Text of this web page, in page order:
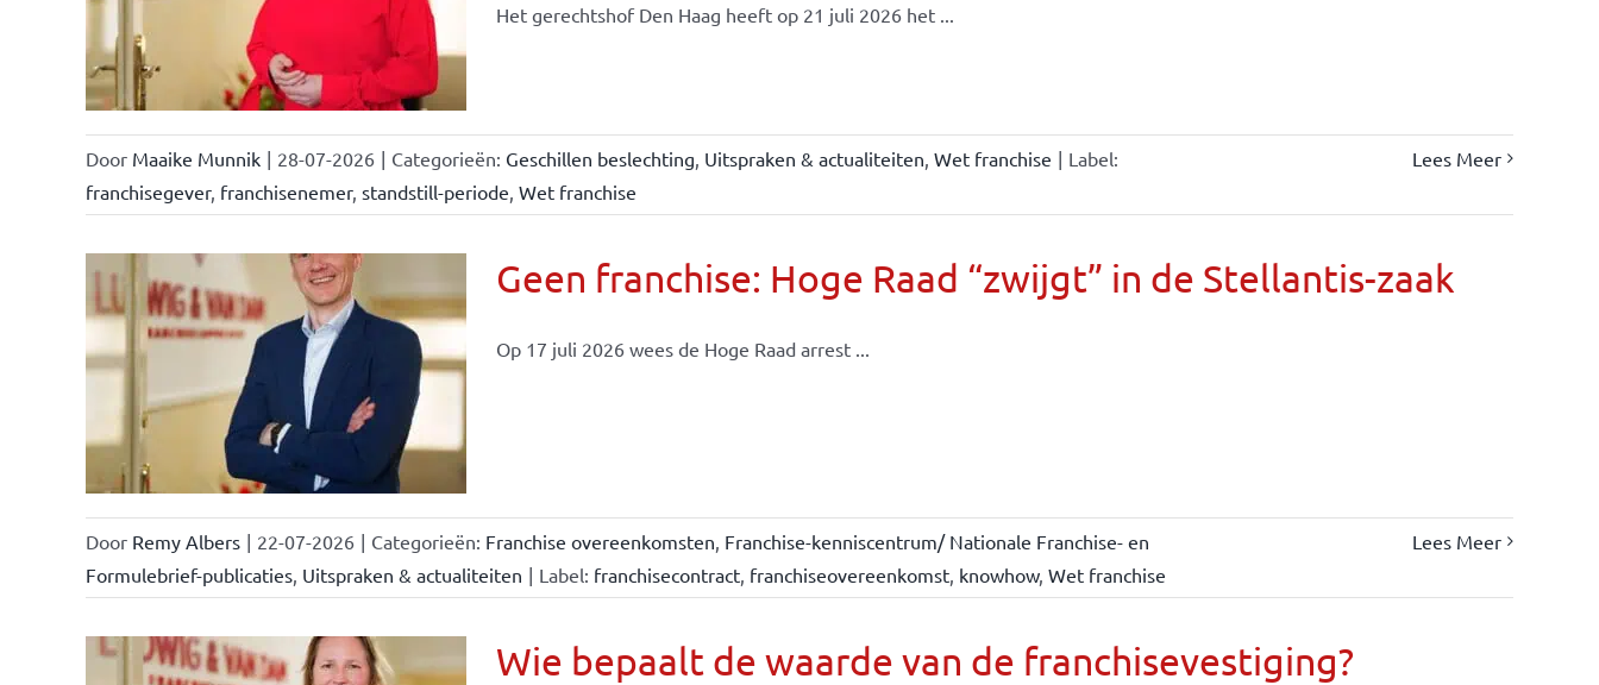
Het gerechtshof Den Haag heeft op 21 juli 2026 het ...
Door Maaike Munnik | 28-07-2026 | Categorieën: Geschillen beslechting Uitspraken & actualiteiten Wet franchise | Label:
franchisegever, franchisenemer, standstill-periode Wet franchise
Lees Meer
Geen franchise: Hoge Raad “zwijgt” in de Stellantis-zaak
Op 17 juli 2026 wees de Hoge Raad arrest ...
Door Remy Albers | 22-07-2026 | Categorieën: Franchise overeenkomsten Franchise-kenniscentrum/ Nationale Franchise- en
Formulebrief-publicaties, Uitspraken & actualiteiten | Label: franchisecontract, franchiseovereenkomst, knowhow, Wet franchise
Lees Meer
Wie bepaalt de waarde van de franchisevestiging?